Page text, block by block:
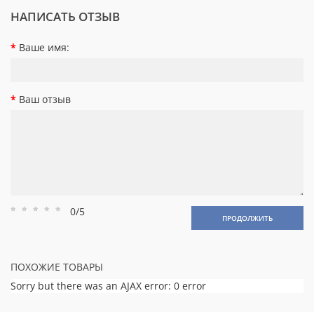
НАПИСАТЬ ОТЗЫВ
Ваше имя:
Ваш отзыв
Рейтинг
Рейтинг
Рейтинг
Рейтинг
Рейтинг
0/5 ПРОДОЛЖИТЬ
ПОХОЖИЕ ТОВАРЫ
Sorry but there was an AJAX error: 0 error